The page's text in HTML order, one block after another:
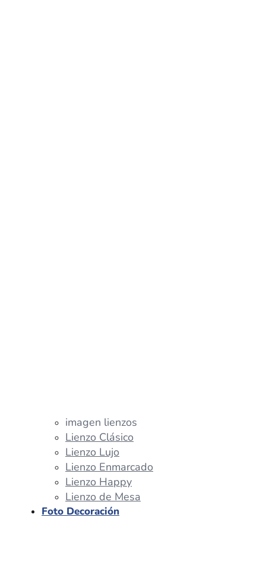
imagen lienzos
Lienzo Clásico
Lienzo Lujo
Lienzo Enmarcado
Lienzo Happy
Lienzo de Mesa
Foto Decoración